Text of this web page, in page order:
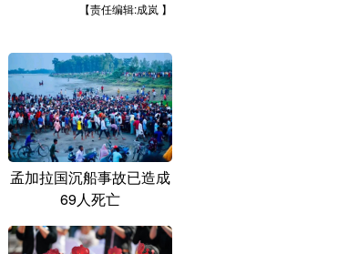
【责任编辑:成岚 】
孟加拉国沉船事故已造成
69人死亡